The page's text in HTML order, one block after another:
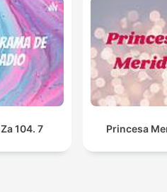
104. 7 Princesa